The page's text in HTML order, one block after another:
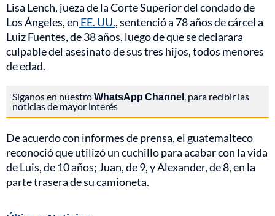
Lisa Lench, jueza de la Corte Superior del condado de
Los Ángeles, en EE. UU., sentenció a 78 años de cárcel a
Luiz Fuentes, de 38 años, luego de que se declarara
culpable del asesinato de sus tres hijos, todos menores
de edad.
Síganos en nuestroWhatsApp Channel, para recibir las
noticias de mayor interés
De acuerdo con informes de prensa, el guatemalteco
reconoció que utilizó un cuchillo para acabar con la vida
de Luis, de 10 años; Juan, de 9, y Alexander, de 8, en la
parte trasera de su camioneta.